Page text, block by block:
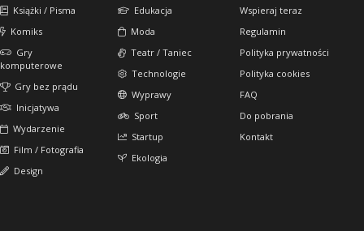
Książki / Pisma
Komiks
Gry
komputerowe
Gry bez prądu
Inicjatywa
Wydarzenie
Film / Fotografia
Design
Edukacja
Moda
Teatr / Taniec
Technologie
Wyprawy
Sport
Startup
Ekologia
Wspieraj teraz
Regulamin
Polityka prywatności
Polityka cookies
FAQ
Do pobrania
Kontakt